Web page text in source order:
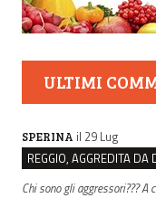
ULTIMI
SPERINA il 29 Lug
Chi sono gli aggressori??? A